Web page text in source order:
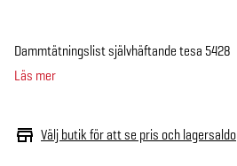
Välj butik för att se pris och lagersaldo
Dammtätningslist självhäftande tesa 5428
Läs mer